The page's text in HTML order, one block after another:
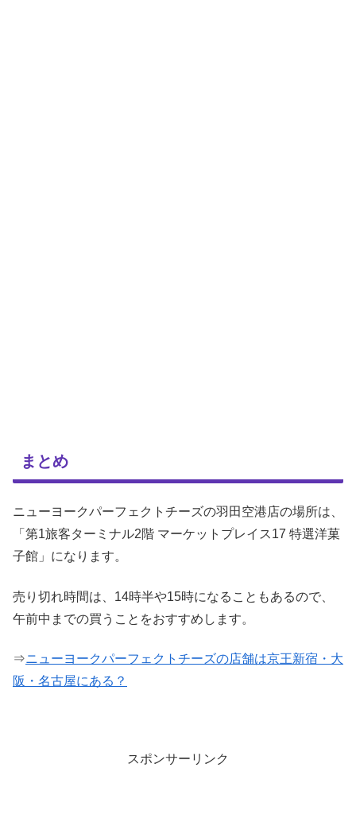
まとめ
ニューヨークパーフェクトチーズの羽田空港店の場所は、
「第1旅客ターミナル2階 マーケットプレイス17 特選洋菓
子館」になります。
売り切れ時間は、14時半や15時になることもあるので、
午前中までの買うことをおすすめします。
⇒ニューヨークパーフェクトチーズの店舗は京王新宿・大
阪・名古屋にある？
スポンサーリンク